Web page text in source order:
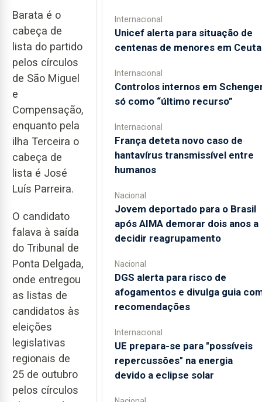
Barata é o
cabeça de
lista do partido
pelos círculos
de São Miguel
e
Compensação,
enquanto pela
ilha Terceira o
cabeça de
lista é José
Luís Parreira.
O candidato
falava à saída
do Tribunal de
Ponta Delgada,
onde entregou
as listas de
candidatos às
eleições
legislativas
regionais de
25 de outubro
pelos círculos
Internacional
Unicef alerta para situação de
centenas de menores em Ceuta
Internacional
Controlos internos em
só como “último recurso”
Internacional
França deteta novo caso de
hantavírus transmissível entre
humanos
Nacional
Jovem deportado para o Brasil
após AIMA demorar dois anos a
decidir reagrupamento
Nacional
DGS alerta para risco de
afogamentos e divulga guia
recomendações
Internacional
UE prepara-se para "possíveis
repercussões" na energia
devido a eclipse solar